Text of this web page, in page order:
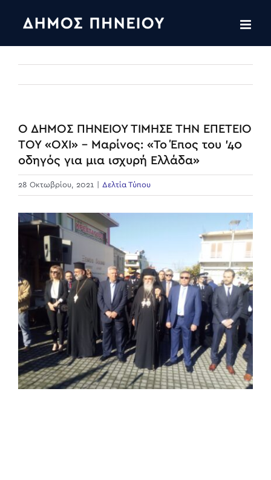
Ο ΔΗΜΟΣ ΠΗΝΕΙΟΥ ΤΙΜΗΣΕ ΤΗΝ ΕΠΕΤΕΙΟ
ΤΟΥ «ΟΧΙ» – Μαρίνος: «Το Έπος του ’40
οδηγός για μια ισχυρή Ελλάδα»
28 Οκτωβρίου, 2021 Δελτία Τύπου
View
Larger